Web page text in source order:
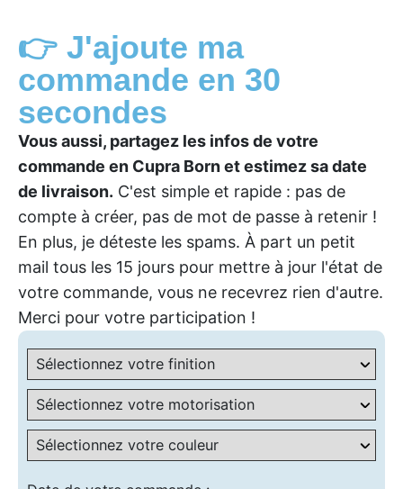
👉 J'ajoute ma
commande en 30
secondes
Vous aussi, partagez les infos de votre
commande en Cupra Born et estimez sa date
de livraison. C'est simple et rapide : pas de
compte à créer, pas de mot de passe à retenir !
En plus, je déteste les spams. À part un petit
mail tous les 15 jours pour mettre à jour l'état de
votre commande, vous ne recevrez rien d'autre.
Merci pour votre participation !